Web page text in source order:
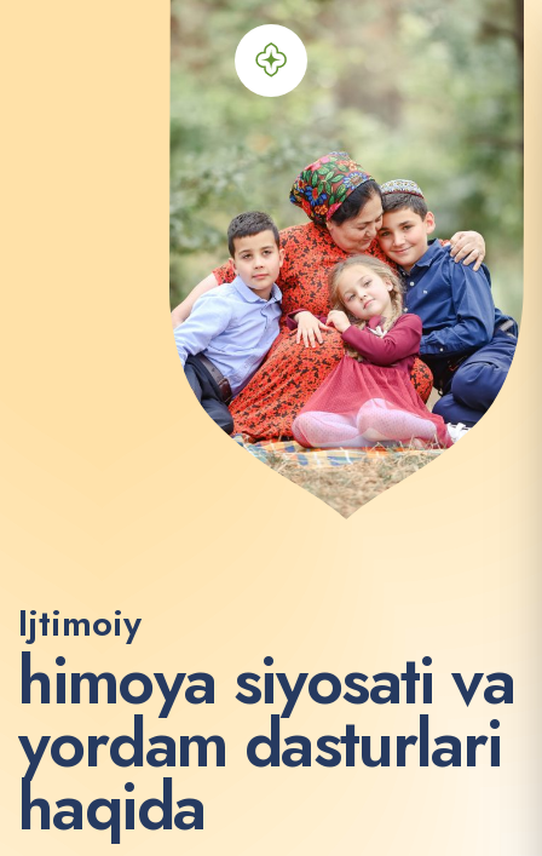
Ijtimoiy
himoya siyosati va
yordam dasturlari
haqida